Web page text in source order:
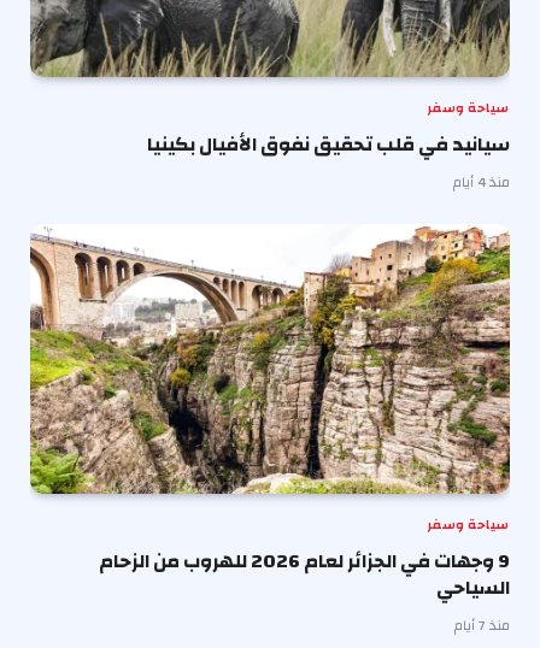
سياحة وسفر
سيانيد في قلب تحقيق نفوق الأفيال بكينيا
منذ 4 أيام
سياحة وسفر
9 وجهات في الجزائر لعام 2026 للهروب من الزحام
السياحي
منذ 7 أيام